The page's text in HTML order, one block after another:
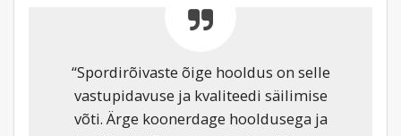
“Spordirõivaste õige hooldus on selle
vastupidavuse ja kvaliteedi säilimise
võti. Ärge koonerdage hooldusega ja